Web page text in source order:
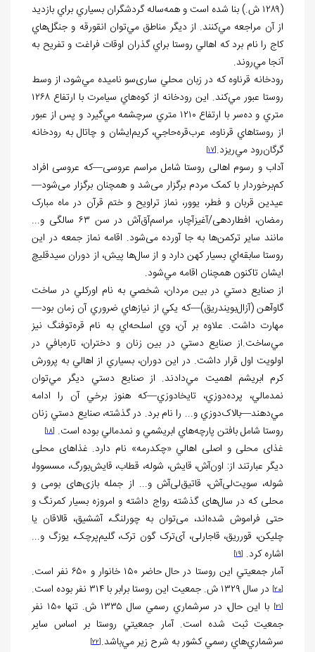
(۱۲۸۹ ش.) بنا شده است و همه‌ساله گردشگران بسياري براي بازديد
از آن مراجعه مي‌کنند. از ديگر مناطق مي‌توان انقورقه و جنگل‌هاي
کاج را نام برد که اهالي روستا براي گذران اوقات فراغت و تفريح به
آنجا مي‌روند.
رودخانه قرناوه که در زبان محلي ساری‌سو ناميده مي‌شود، از وسط
روستا عبور مي‌کند. اين رودخانه از کوه‌هاي سيامرت با ارتفاع ۱۲۶۸
متري و ده‌سر با ارتفاع ۱۲۱۰ متري سرچشمه مي‌گيرد و پس از عبور
از روستاهاي قرناوه، عرب‌قره‌حاجي، کريم‌ايشان و چاتال به رودخانه
گرگان‌رود مي‌ريزد.[17]
آداب و رسوم اهالی روستا شامل مراسم عروسی—که عروسی افراد
کم‌برخوردار با کمک مردم برگزار می‌شد و همچنان برگزار می‌شود—
عیدین قربان و فطر، یوور، نماز تراویح و ختم قرآن در ماه مبارک
رمضان، افطاردهی/آغیزآچار، مراسم‌آق‌آش در سن ۶۳ سالگی و...
مانند سایر ترکمن‌ها به جا آورده می‌شود. اقامه نماز جمعه در اين
روستا سابقه‌اي بسيار کهن دارد و از سال‌ها پيش، از دوران سيدقليچ
ايشان تاکنون همچنان اقامه مي‌شود.
از صنايع دستي در بين مردان، شخصي به نام اورکلي در ساخت
گاوآهن (آزال‌بویندریق)—که يکي از نيازهاي ضروري آن زمان بود—
مهارت داشت. علاوه بر آن، وي اسلحه‌اي به نام قره‌توفنگ نيز
مي‌ساخت.از صنايع دستي در بين زنان و دختران، تاره‌بافي در
اولويت اول قرار داشت. در اين دوران، بسياري از اهالي به پرورش
کرم ابريشم اهميت مي‌دادند. از صنايع دستي ديگر مي‌توان
نمدمالي، پرده‌دوزي، تايخادوزي—که هنوز برخي آن را ادامه
مي‌دهند—بالاک‌دوزي و... را نام برد. در گذشته، صنايع دستي زنان
روستا شامل بافتن پارچه‌هاي ابريشمي و نمدمالي بوده است. [18]
غذای محلی و اصلی اهالي «چکدرمه» نام دارد. غذاهای محلی
ديگر عبارتند از: اون‌آش، قایش، شوله، قطاب، قایش‌بورگ، مسسووا،
شوله، سویت‌لی‌آش، قاتیق‌لی‌آش و... از جمله بازی‌های بومی و
محلی که در سال‌های گذشته رواج داشته و امروزه بسيار کمرنگ و
حتی فراموش شده‌اند، می‌توان به چورلنگ، آششیق، قالاقان یا
چلیکن، قورریق، قاجارلی، آی‌ترک گون ترک، گلیم‌پرچک، یوزگ و...
اشاره کرد. [19]
آمار جمعيتي اين روستا در حال حاضر ۱۵۰ خانوار و ۶۵۰ نفر است.
[20] در سال ۱۳۲۹ ش. جمعيت اين روستا برابر با ۳۱۴ نفر بوده است.
[21]
با اين حال، در سرشماري رسمي سال ۱۳۳۵ ش. تنها ۱۵۰ نفر
جمعيت ثبت شده است. آمار جمعيتي روستا بر اساس ساير
سرشماري‌هاي رسمي کشور به شرح زير مي‌باشد.[22]